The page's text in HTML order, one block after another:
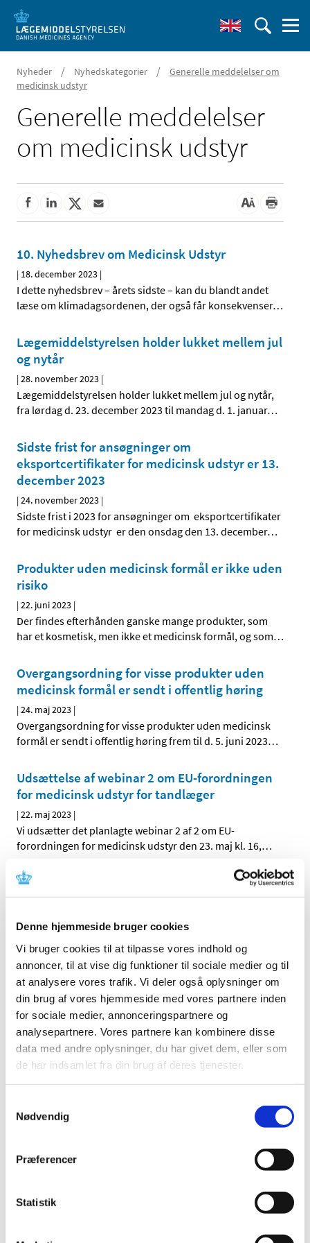
Denne hjemmeside bruger cookies
Vi bruger cookies til at tilpasse vores indhold og
annoncer, til at vise dig funktioner til sociale medier og til
at analysere vores trafik. Vi deler også oplysninger om
din brug af vores hjemmeside med vores partnere inden
for sociale medier, annonceringspartnere og
analysepartnere. Vores partnere kan kombinere disse
data med andre oplysninger, du har givet dem, eller som
de har indsamlet fra din brug af deres tjenester.
Nødvendig
Præferencer
Statistik
Nyheder / Nyhedskategorier /
Generelle meddelelser om
medicinsk udstyr
Generelle meddelelser
om medicinsk udstyr
10. Nyhedsbrev om Medicinsk Udstyr
| 18. december 2023 |
I dette nyhedsbrev – årets sidste – kan du blandt andet
læse om klimadagsordenen, der også får konsekvenser…
Lægemiddelstyrelsen holder lukket mellem jul
og nytår
|28. november 2023 |
Lægemiddelstyrelsen holder lukket mellem jul og nytår,
fra lørdag d. 23. december 2023 til mandag d. 1. januar…
Sidste frist for ansøgninger om
eksportcertifikater for medicinsk udstyr er 13.
december 2023
|24. november 2023 |
Sidste frist i 2023 for ansøgninger om eksportcertifikater
for medicinsk udstyr er den onsdag den 13. december…
Produkter uden medicinsk formål er ikke uden
risiko
|22. juni 2023 |
Der findes efterhånden ganske mange produkter, som
har et kosmetisk, men ikke et medicinsk formål, og som…
Overgangsordning for visse produkter uden
medicinsk formål er sendt i offentlig høring
|24. maj 2023 |
Overgangsordning for visse produkter uden medicinsk
formål er sendt i offentlig høring frem til d. 5. juni 2023…
Udsættelse af webinar 2 om EU-forordningen
for medicinsk udstyr for tandlæger
|22. maj 2023 |
Vi udsætter det planlagte webinar 2 af 2 om EU-
forordningen for medicinsk udstyr den 23. maj kl. 16,…
Deltag i webinar del 2 om EU-forordningen for
medicinsk udstyr
Få en bedre forståelse af regler og forpligtelser i EU-
forordningen for medicinsk udstyr og medicinsk udstyr
8. Nyhedsbrev om Medicinsk Udstyr
24. marts 2023
Med dette og kommende nyhedsbreve, vil
Lægemiddelstyrelsen orientere danske aktører om…
Kom med til spændende webinarer om EU-
|16. marts 2023
for medicinsk udstyr – også omfattende